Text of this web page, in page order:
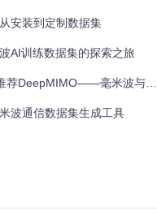
安装到定制数据集
AI训练数据集的探索之旅
毫米波与大规模MIMO的深度学习数据集
波通信数据集生成工具